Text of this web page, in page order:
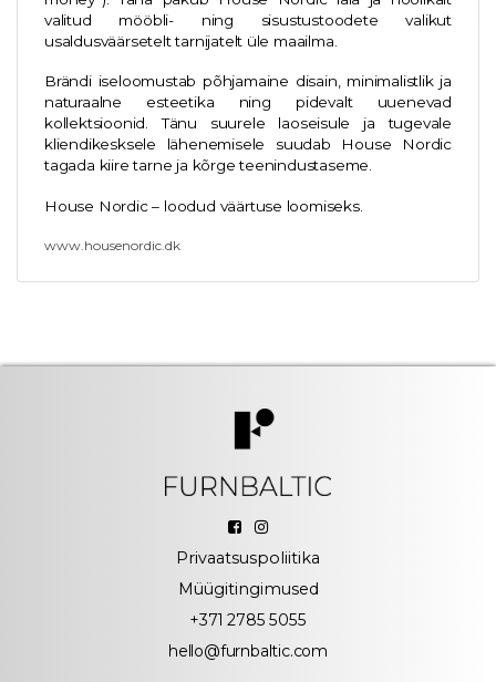
valitud mööbli- ning sisustustoodete valikut
usaldusväärsetelt tarnijatelt üle maailma.
Brändi iseloomustab põhjamaine disain, minimalistlik ja
naturaalne esteetika ning pidevalt uuenevad
kollektsioonid. Tänu suurele laoseisule ja tugevale
kliendikesksele lähenemisele suudab House Nordic
tagada kiire tarne ja kõrge teenindustaseme.
House Nordic – loodud väärtuse loomiseks.
www.housenordic.dk
Privaatsuspoliitika
Müügitingimused
+371 2785 5055
hello@furnbaltic.com